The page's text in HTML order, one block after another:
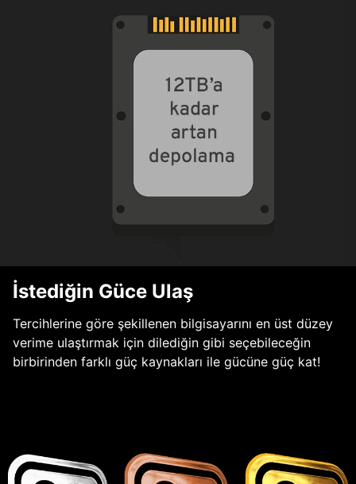
İstediğin Güce Ulaş
Tercihlerine göre şekillenen bilgisayarını en üst düzey
verime ulaştırmak için dilediğin gibi seçebileceğin
birbirinden farklı güç kaynakları ile gücüne güç kat!